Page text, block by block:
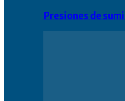
Presiones de